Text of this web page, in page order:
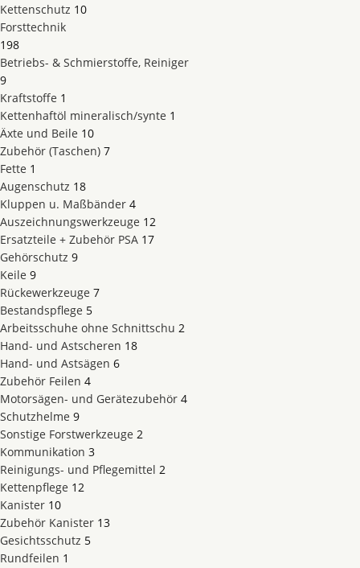
Kettenschutz 10
Forsttechnik
198
Betriebs- & Schmierstoffe, Reiniger
9
Kraftstoffe 1
Kettenhaftöl mineralisch/synte 1
Äxte und Beile 10
Zubehör (Taschen) 7
Fette 1
Augenschutz 18
Kluppen u. Maßbänder 4
Auszeichnungswerkzeuge 12
Ersatzteile + Zubehör PSA 17
Gehörschutz 9
Keile 9
Rückewerkzeuge 7
Bestandspflege 5
Arbeitsschuhe ohne Schnittschu 2
Hand- und Astscheren 18
Hand- und Astsägen 6
Zubehör Feilen 4
Motorsägen- und Gerätezubehör 4
Schutzhelme 9
Sonstige Forstwerkzeuge 2
Kommunikation 3
Reinigungs- und Pflegemittel 2
Kettenpflege 12
Kanister 10
Zubehör Kanister 13
Gesichtsschutz 5
Rundfeilen 1